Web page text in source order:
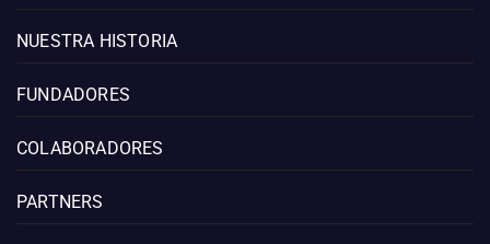
NUESTRA HISTORIA
FUNDADORES
COLABORADORES
PARTNERS